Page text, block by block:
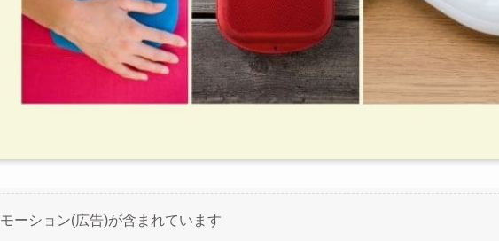
ーション(広告)が含まれています